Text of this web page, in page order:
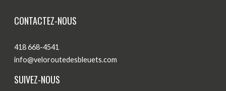
CONTACTEZ-NOUS
418 668-4541
info@veloroutedesbleuets.com
SUIVEZ-NOUS